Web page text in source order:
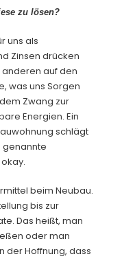
zu lösen?
uns als
Zinsen drücken
anderen auf den
was uns Sorgen
Zwang zur
Energien. Ein
schlägt
genannte
beim Neubau.
bis zur
Das heißt, man
oder man
der Hoffnung, dass